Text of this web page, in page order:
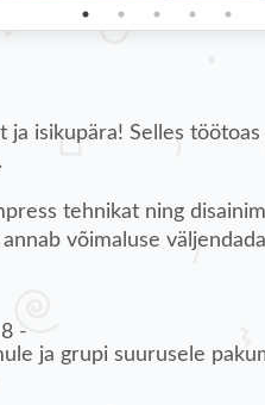
ja isikupära! Selles
tehnikat ning
võimaluse
-
ja grupi suurusele